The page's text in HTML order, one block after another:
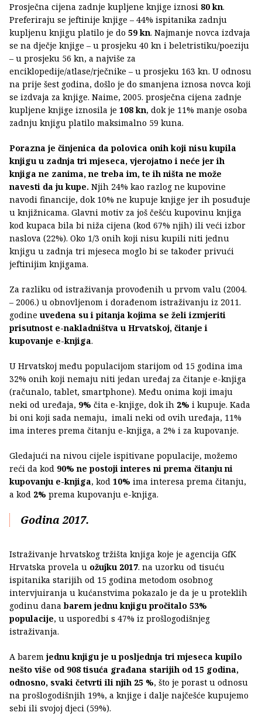
Prosječna cijena zadnje kupljene knjige iznosi 80 kn.
Preferiraju se jeftinije knjige – 44% ispitanika zadnju
kupljenu knjigu platilo je do 59 kn. Najmanje novca izdvaja
se na dječje knjige – u prosjeku 40 kn i beletristiku/poeziju
– u prosjeku 56 kn, a najviše za
enciklopedije/atlase/rječnike – u prosjeku 163 kn. U odnosu
na prije šest godina, došlo je do smanjena iznosa novca koji
se izdvaja za knjige. Naime, 2005. prosječna cijena zadnje
kupljene knjige iznosila je 108 kn, dok je 11% manje osoba
zadnju knjigu platilo maksimalno 59 kuna.
Porazna je činjenica da polovica onih koji nisu kupila
knjigu u zadnja tri mjeseca, vjerojatno i neće jer ih
knjiga ne zanima, ne treba im, te ih ništa ne može
navesti da ju kupe. Njih 24% kao razlog ne kupovine
navodi financije, dok 10% ne kupuje knjige jer ih posuđuje
u knjižnicama. Glavni motiv za još češću kupovinu knjiga
kod kupaca bila bi niža cijena (kod 67% njih) ili veći izbor
naslova (22%). Oko 1/3 onih koji nisu kupili niti jednu
knjigu u zadnja tri mjeseca moglo bi se također privući
jeftinijim knjigama.
Za razliku od istraživanja provođenih u prvom valu (2004.
– 2006.) u obnovljenom i dorađenom istraživanju iz 2011.
godine uvedena su i pitanja kojima se želi izmjeriti
prisutnost e-nakladništva u Hrvatskoj, čitanje i
kupovanje e-knjiga.
U Hrvatskoj među populacijom starijom od 15 godina ima
32% onih koji nemaju niti jedan uređaj za čitanje e-knjiga
(računalo, tablet, smartphone). Među onima koji imaju
neki od uređaja, 9% čita e-knjige, dok ih 2% i kupuje. Kada
bi oni koji sada nemaju, imali neki od ovih uređaja, 11%
ima interes prema čitanju e-knjiga, a 2% i za kupovanje.
Gledajući na nivou cijele ispitivane populacije, možemo
reći da kod 90% ne postoji interes ni prema čitanju ni
kupovanju e-knjiga, kod 10% ima interesa prema čitanju,
a kod 2% prema kupovanju e-knjiga.
Godina 2017.
Istraživanje hrvatskog tržišta knjiga koje je agencija GfK
Hrvatska provela u ožujku 2017. na uzorku od tisuću
ispitanika starijih od 15 godina metodom osobnog
intervjuiranja u kućanstvima pokazalo je da je u proteklih
godinu danabarem jednu knjigu pročitalo 53%
populacije, u usporedbi s 47% iz prošlogodišnjeg
istraživanja.
A baremjednu knjigu je u posljednja tri mjeseca kupilo
nešto više od 908 tisuća građana starijih od 15 godina,
odnosno, svaki četvrti ili njih 25 %, što je porast u odnosu
na prošlogodišnjih 19%, a knjige i dalje najčešće kupujemo
sebi ili svojoj djeci (59%).